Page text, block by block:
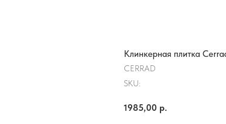
Клинкерная плитка
CERRAD
SKU:
1985,00 р.